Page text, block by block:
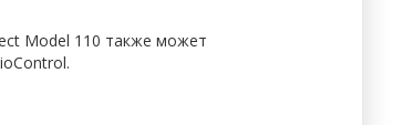
Model 110 также может